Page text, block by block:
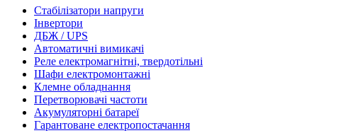
Стабілізатори напруги
Інвертори
ДБЖ / UPS
Автоматичні вимикачі
Реле електромагнітні, твердотільні
Шафи електромонтажні
Клемне обладнання
Перетворювачі частоти
Акумуляторні батареї
Гарантоване електропостачання